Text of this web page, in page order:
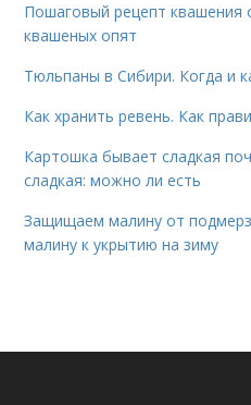
Пошаговый рецепт квашения
квашеных опят
Тюльпаны в Сибири. Когда и
Как хранить ревень. Как
Картошка бывает сладкая
сладкая: можно ли есть
Защищаем малину от
малину к укрытию на зиму